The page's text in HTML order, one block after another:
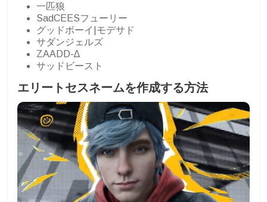
一匹狼
SadCEESフューリー
グッドボーイ|モデサド
サダンジェルズ
ZAADD-∆
サッドビースト
エリートセスネームを作成する方法